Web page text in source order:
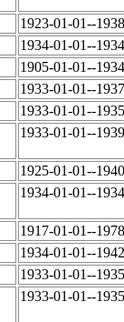
1923-01-01--
1934-01-01--
1905-01-01--
1933-01-01--
1933-01-01--
1933-01-01--
1925-01-01--
1934-01-01--
1917-01-01--
1934-01-01--
1933-01-01--
1933-01-01--